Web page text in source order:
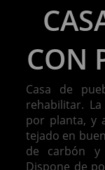
CON
Casa de
rehabilitar.
por planta, y
tejado en
de carbón y
Dispone de